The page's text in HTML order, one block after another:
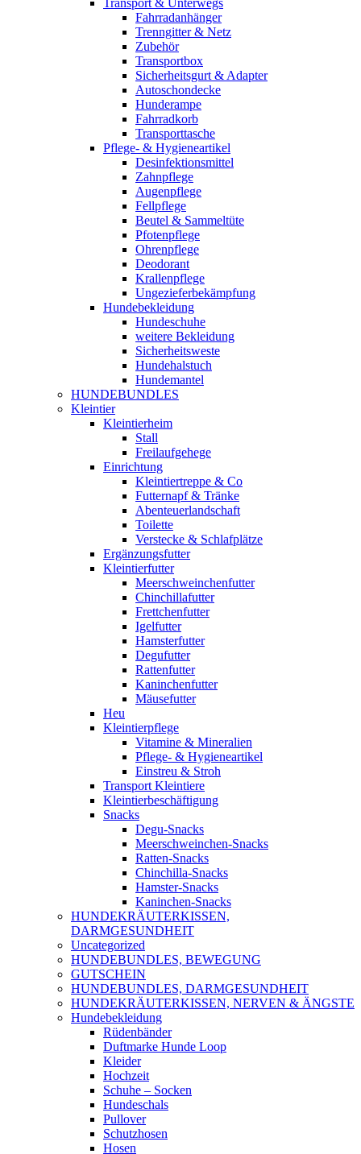
Transport & Unterwegs
Fahrradanhänger
Trenngitter & Netz
Zubehör
Transportbox
Sicherheitsgurt & Adapter
Autoschondecke
Hunderampe
Fahrradkorb
Transporttasche
Pflege- & Hygieneartikel
Desinfektionsmittel
Zahnpflege
Augenpflege
Fellpflege
Beutel & Sammeltüte
Pfotenpflege
Ohrenpflege
Deodorant
Krallenpflege
Ungezieferbekämpfung
Hundebekleidung
Hundeschuhe
weitere Bekleidung
Sicherheitsweste
Hundehalstuch
Hundemantel
HUNDEBUNDLES
Kleintier
Kleintierheim
Stall
Freilaufgehege
Einrichtung
Kleintiertreppe & Co
Futternapf & Tränke
Abenteuerlandschaft
Toilette
Verstecke & Schlafplätze
Ergänzungsfutter
Kleintierfutter
Meerschweinchenfutter
Chinchillafutter
Frettchenfutter
Igelfutter
Hamsterfutter
Degufutter
Rattenfutter
Kaninchenfutter
Mäusefutter
Heu
Kleintierpflege
Vitamine & Mineralien
Pflege- & Hygieneartikel
Einstreu & Stroh
Transport Kleintiere
Kleintierbeschäftigung
Snacks
Degu-Snacks
Meerschweinchen-Snacks
Ratten-Snacks
Chinchilla-Snacks
Hamster-Snacks
Kaninchen-Snacks
HUNDEKRÄUTERKISSEN,
DARMGESUNDHEIT
Uncategorized
HUNDEBUNDLES, BEWEGUNG
GUTSCHEIN
HUNDEBUNDLES, DARMGESUNDHEIT
HUNDEKRÄUTERKISSEN, NERVEN & ÄNGSTE
Hundebekleidung
Rüdenbänder
Duftmarke Hunde Loop
Kleider
Hochzeit
Schuhe – Socken
Hundeschals
Pullover
Schutzhosen
Hosen